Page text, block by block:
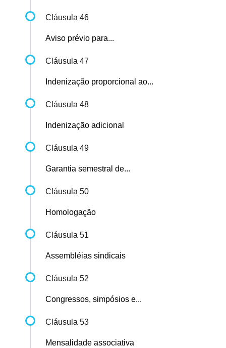
Cláusula 46
Aviso prévio para...
Cláusula 47
Indenização proporcional ao...
Cláusula 48
Indenização adicional
Cláusula 49
Garantia semestral de...
Cláusula 50
Homologação
Cláusula 51
Assembléias sindicais
Cláusula 52
Congressos, simpósios e...
Cláusula 53
Mensalidade associativa